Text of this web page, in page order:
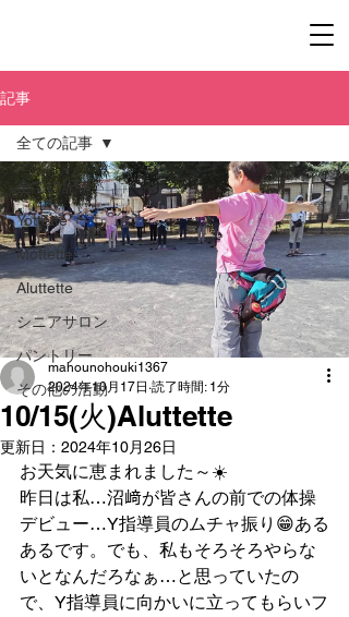
記事
全ての記事
Yottette
Mottette
Aluttette
シニアサロン
パントリー
その他の活動
全ての記事
10/15(火)Aluttette
mahounohouki1367
2024年10月17日 読了時間: 1分
更新日： 2024年10月26日
お天気に恵まれました～☀️
昨日は私…沼﨑が皆さんの前での体操
デビュー…Y指導員のムチャ振り😁ある
あるです。でも、私もそろそろやらな
いとなんだろなぁ…と思っていたの
で、Y指導員に向かいに立ってもらいフ